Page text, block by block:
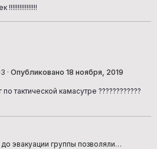
!!!!!!!!!!!!!!!!
· Опубликовано 18 ноября, 2019
тактической камасутре ????????????
эвакуации группы позволяли